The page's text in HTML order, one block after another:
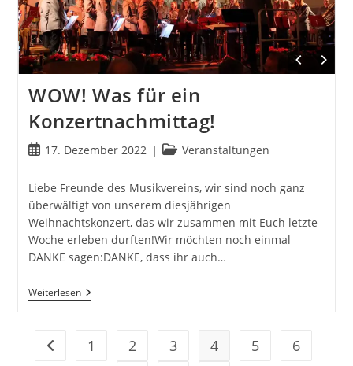
WOW! Was für ein
Konzertnachmittag!
Beitrag17. Dezember 2022
Beitrags-
Veranstaltungen
Liebe Freunde des Musikvereins, wir sind noch ganz
überwältigt von unserem diesjährigen
Weihnachtskonzert, das wir zusammen mit Euch letzte
Woche erleben durften!Wir möchten noch einmal
DANKE sagen:DANKE, dass ihr auch…
WeiterlesenWOW!
Was
Konzertnachmittag!
Zur vorherigen Seite
1 2 3 4 5
6